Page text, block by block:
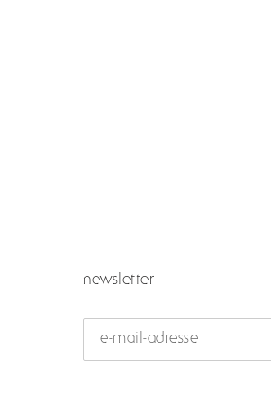
newsletter